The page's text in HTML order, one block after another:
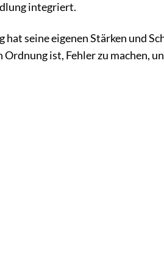
integriert.
seine eigenen Stärken und
ist, Fehler zu machen,